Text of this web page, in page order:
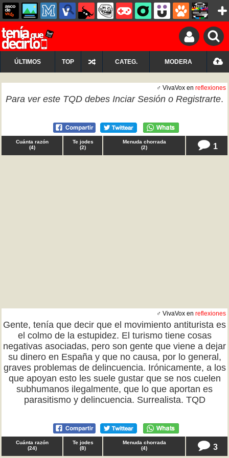
ÚLTIMOS TOP CATEG. MODERA
♂ VivaVox en reflexiones
Para ver este TQD debes Inciar Sesión o Registrarte.
Cuánta razón
(4)
Te jodes
(2)
Menuda chorrada
(2) 1
♂ VivaVox en reflexiones
Gente, tenía que decir que el movimiento antiturista es
el colmo de la estupidez. El turismo tiene cosas
negativas asociadas, pero son gente que viene a dejar
su dinero en España y que no causa, por lo general,
graves problemas de delincuencia. Irónicamente, a los
que apoyan esto les suele gustar que se nos cuelen
subhumanos ilegalmente, que lo que aportan es
parasitismo y delincuencia. Surrealista. TQD
Cuánta razón
(24)
Te jodes
(8)
Menuda chorrada
(4) 3